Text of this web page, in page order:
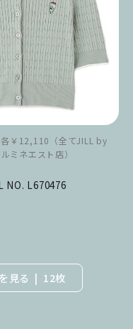
￥12,110（全てJILL by
ミネエスト店）
NO. L670476
見る 12枚